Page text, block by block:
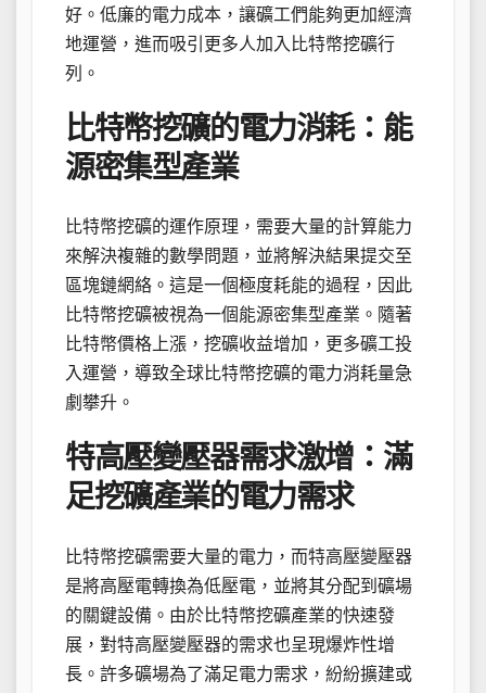
好。低廉的電力成本，讓礦工們能夠更加經濟
地運營，進而吸引更多人加入比特幣挖礦行
列。
比特幣挖礦的電力消耗：能
源密集型產業
比特幣挖礦的運作原理，需要大量的計算能力
來解決複雜的數學問題，並將解決結果提交至
區塊鏈網絡。這是一個極度耗能的過程，因此
比特幣挖礦被視為一個能源密集型產業。隨著
比特幣價格上漲，挖礦收益增加，更多礦工投
入運營，導致全球比特幣挖礦的電力消耗量急
劇攀升。
特高壓變壓器需求激增：滿
足挖礦產業的電力需求
比特幣挖礦需要大量的電力，而特高壓變壓器
是將高壓電轉換為低壓電，並將其分配到礦場
的關鍵設備。由於比特幣挖礦產業的快速發
展，對特高壓變壓器的需求也呈現爆炸性增
長。許多礦場為了滿足電力需求，紛紛擴建或